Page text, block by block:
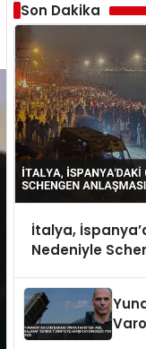
Son Dakika
İtalya,
Nedeniyle